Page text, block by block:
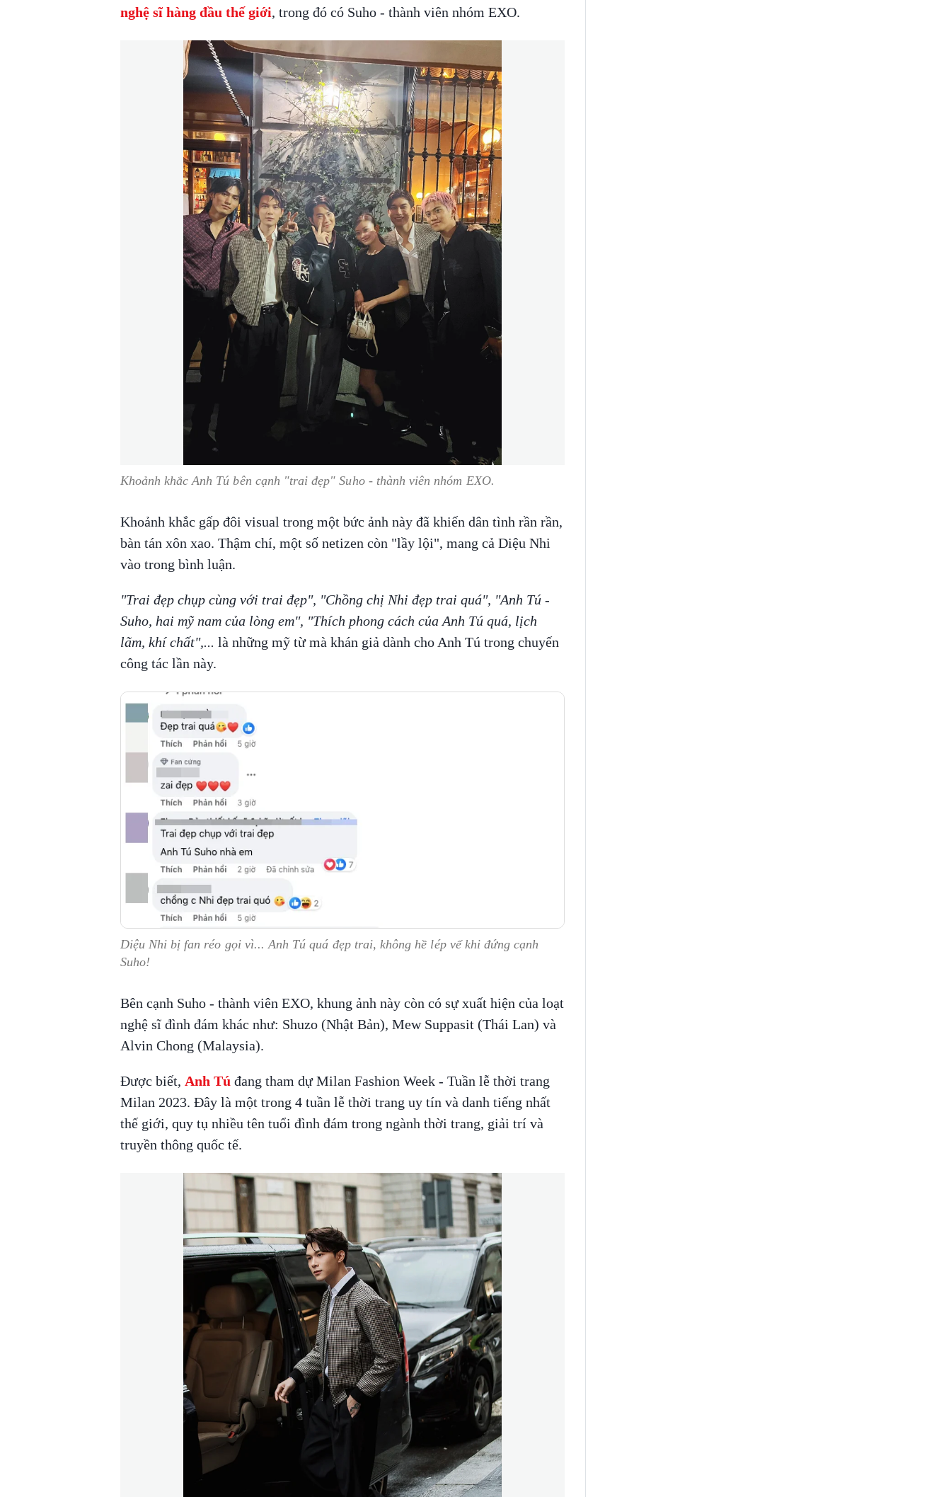
nghệ sĩ hàng đầu thế giới, trong đó có Suho - thành viên nhóm EXO.
Khoảnh khắc Anh Tú bên cạnh "trai đẹp" Suho - thành viên nhóm EXO.
Khoảnh khắc gấp đôi visual trong một bức ảnh này đã khiến dân tình rần rần,
bàn tán xôn xao. Thậm chí, một số netizen còn "lầy lội", mang cả Diệu Nhi
vào trong bình luận.
"Trai đẹp chụp cùng với trai đẹp", "Chồng chị Nhi đẹp trai quá", "Anh Tú -
Suho, hai mỹ nam của lòng em", "Thích phong cách của Anh Tú quá, lịch
lãm, khí chất",... là những mỹ từ mà khán giả dành cho Anh Tú trong chuyến
công tác lần này.
Diệu Nhi bị fan réo gọi vì... Anh Tú quá đẹp trai, không hề lép vế khi đứng cạnh
Suho!
Bên cạnh Suho - thành viên EXO, khung ảnh này còn có sự xuất hiện của loạt
nghệ sĩ đình đám khác như: Shuzo (Nhật Bản), Mew Suppasit (Thái Lan) và
Alvin Chong (Malaysia).
Được biết, Anh Tú đang tham dự Milan Fashion Week - Tuần lễ thời trang
Milan 2023. Đây là một trong 4 tuần lễ thời trang uy tín và danh tiếng nhất
thế giới, quy tụ nhiều tên tuổi đình đám trong ngành thời trang, giải trí và
truyền thông quốc tế.